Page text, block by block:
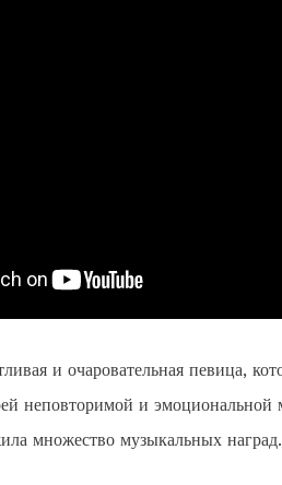
и очаровательная певица,
неповторимой и эмоциональной
множество музыкальных наград.